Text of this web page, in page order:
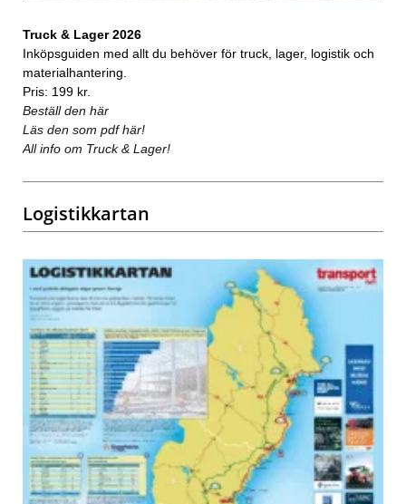
Truck & Lager 2026
Inköpsguiden med allt du behöver för truck, lager, logistik och
materialhantering.
Pris: 199 kr.
Beställ den här
Läs den som pdf här!
All info om Truck & Lager!
Logistikkartan